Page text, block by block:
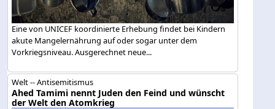
Eine von UNICEF koordinierte Erhebung findet bei Kindern
akute Mangelernährung auf oder sogar unter dem
Vorkriegsniveau. Ausgerechnet neue...
Welt -- Antisemitismus
Ahed Tamimi nennt Juden den Feind und wünscht
der Welt den Atomkrieg